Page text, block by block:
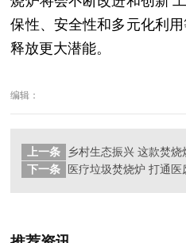
保性、安全性和多元化利
释放更大潜能。
编辑：
上一条
乡村生态振兴 这款焚烧
下一条